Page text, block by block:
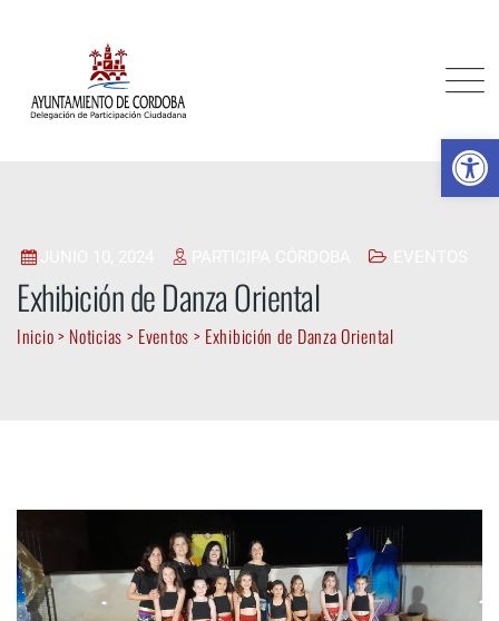
Exhibición de Danza Oriental
Inicio> Noticias > Eventos > Exhibición de Danza Oriental